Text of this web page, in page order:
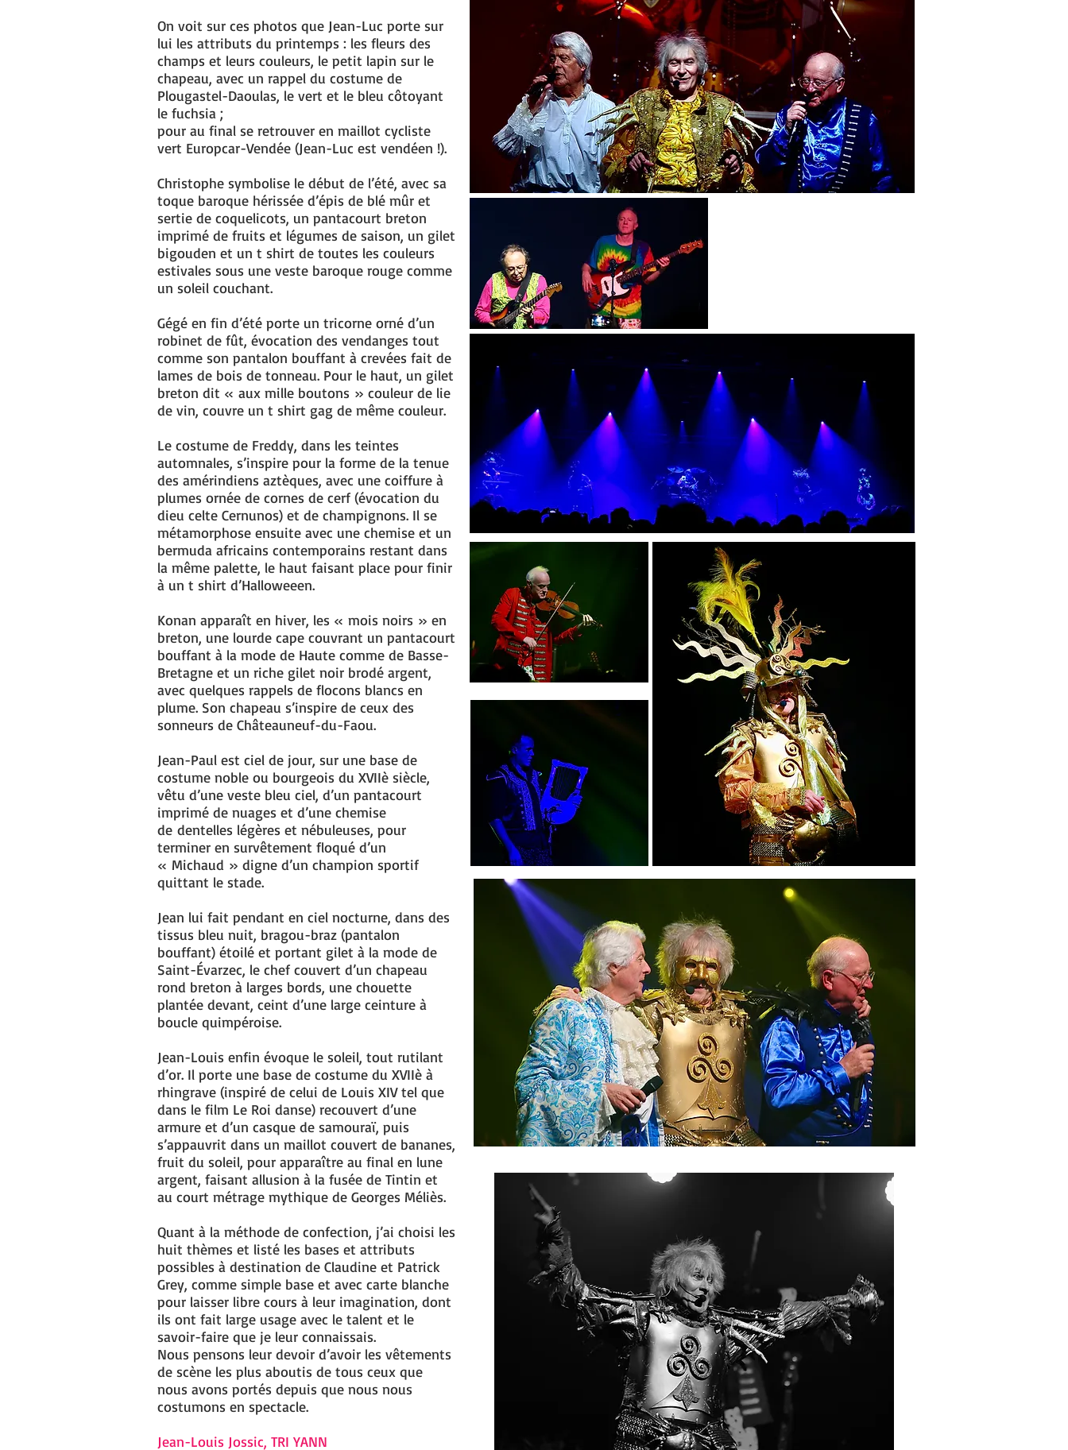
On voit sur ces photos que Jean-Luc porte sur
lui les attributs du printemps : les fleurs des
champs et leurs couleurs, le petit lapin sur le
chapeau, avec un rappel du costume de
Plougastel-Daoulas, le vert et le bleu côtoyant
le fuchsia ;
pour au final se retrouver en maillot cycliste
vert Europcar-Vendée (Jean-Luc est vendéen !).
Christophe symbolise le début de l’été, avec sa
toque baroque hérissée d’épis de blé mûr et
sertie de coquelicots, un pantacourt breton
imprimé de fruits et légumes de saison, un gilet
bigouden et un t shirt de toutes les couleurs
estivales sous une veste baroque rouge comme
un soleil couchant.
Gégé en fin d’été porte un tricorne orné d’un
robinet de fût, évocation des vendanges tout
comme son pantalon bouffant à crevées fait de
lames de bois de tonneau. Pour le haut, un gilet
breton dit « aux mille boutons » couleur de lie
de vin, couvre un t shirt gag de même couleur.
Le costume de Freddy, dans les teintes
automnales, s’inspire pour la forme de la tenue
des amérindiens aztèques, avec une coiffure à
plumes ornée de cornes de cerf (évocation du
dieu celte Cernunos) et de champignons. Il se
métamorphose ensuite avec une chemise et un
bermuda africains contemporains restant dans
la même palette, le haut faisant place pour finir
à un t shirt d’Halloweeen.
Konan apparaît en hiver, les « mois noirs » en
breton, une lourde cape couvrant un pantacourt
bouffant à la mode de Haute comme de Basse-
Bretagne et un riche gilet noir brodé argent,
avec quelques rappels de flocons blancs en
plume. Son chapeau s’inspire de ceux des
sonneurs de Châteauneuf-du-Faou.
Jean-Paul est ciel de jour, sur une base de
costume noble ou bourgeois du XVIIè siècle,
vêtu d’une veste bleu ciel, d’un pantacourt
imprimé de nuages et d’une chemise
de dentelles légères et nébuleuses, pour
terminer en survêtement floqué d’un
« Michaud » digne d’un champion sportif
quittant le stade.
Jean lui fait pendant en ciel nocturne, dans des
tissus bleu nuit, bragou-braz (pantalon
bouffant) étoilé et portant gilet à la mode de
Saint-Évarzec, le chef couvert d’un chapeau
rond breton à larges bords, une chouette
plantée devant, ceint d’une large ceinture à
boucle quimpéroise.
Jean-Louis enfin évoque le soleil, tout rutilant
d’or. Il porte une base de costume du XVIIè à
rhingrave (inspiré de celui de Louis XIV tel que
dans le film Le Roi danse) recouvert d’une
armure et d’un casque de samouraï, puis
s’appauvrit dans un maillot couvert de bananes,
fruit du soleil, pour apparaître au final en lune
argent, faisant allusion à la fusée de Tintin et
au court métrage mythique de Georges Méliès.
Quant à la méthode de confection, j’ai choisi les
huit thèmes et listé les bases et attributs
possibles à destination de Claudine et Patrick
Grey, comme simple base et avec carte blanche
pour laisser libre cours à leur imagination, dont
ils ont fait large usage avec le talent et le
savoir-faire que je leur connaissais.
Nous pensons leur devoir d’avoir les vêtements
de scène les plus aboutis de tous ceux que
nous avons portés depuis que nous nous
costumons en spectacle.
Jean-Louis Jossic, TRI YANN